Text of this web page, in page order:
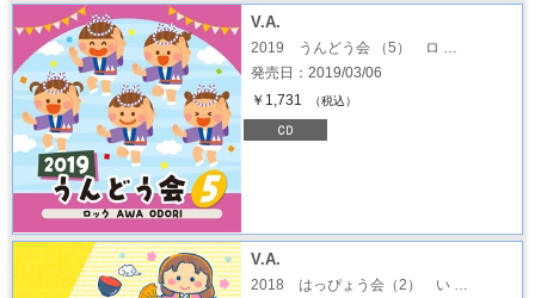
V.A.
2019 うんどう会 （5） ロ …
発売日：2019/03/06
￥1,731
（税込）
V.A.
2018 はっぴょう会（2） い …